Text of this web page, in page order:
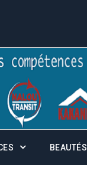
BEAUTÉS